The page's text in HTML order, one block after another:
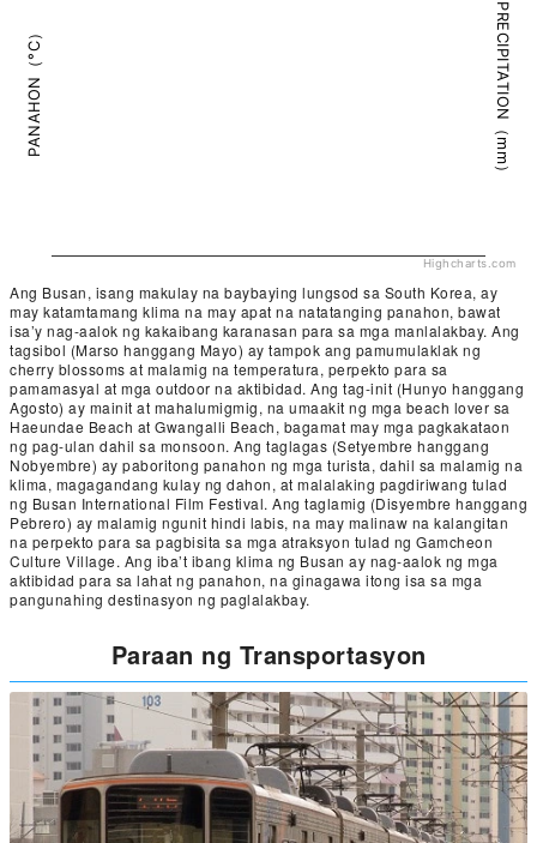
PANAHON（°C） PRECIPITATION（mm）
Highcharts.com
Ang Busan, isang makulay na baybaying lungsod sa South Korea, ay
may katamtamang klima na may apat na natatanging panahon, bawat
isa’y nag-aalok ng kakaibang karanasan para sa mga manlalakbay. Ang
tagsibol (Marso hanggang Mayo) ay tampok ang pamumulaklak ng
cherry blossoms at malamig na temperatura, perpekto para sa
pamamasyal at mga outdoor na aktibidad. Ang tag-init (Hunyo hanggang
Agosto) ay mainit at mahalumigmig, na umaakit ng mga beach lover sa
Haeundae Beach at Gwangalli Beach, bagamat may mga pagkakataon
ng pag-ulan dahil sa monsoon. Ang taglagas (Setyembre hanggang
Nobyembre) ay paboritong panahon ng mga turista, dahil sa malamig na
klima, magagandang kulay ng dahon, at malalaking pagdiriwang tulad
ng Busan International Film Festival. Ang taglamig (Disyembre hanggang
Pebrero) ay malamig ngunit hindi labis, na may malinaw na kalangitan
na perpekto para sa pagbisita sa mga atraksyon tulad ng Gamcheon
Culture Village. Ang iba’t ibang klima ng Busan ay nag-aalok ng mga
aktibidad para sa lahat ng panahon, na ginagawa itong isa sa mga
pangunahing destinasyon ng paglalakbay.
Paraan ng Transportasyon